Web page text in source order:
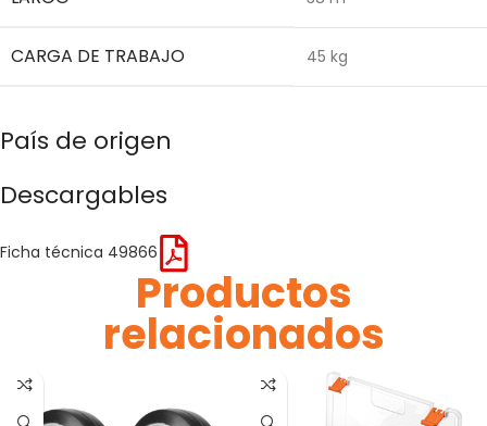
CARGA DE TRABAJO 45 kg
País de origen
Descargables
Ficha técnica 49866
Productos
relacionados